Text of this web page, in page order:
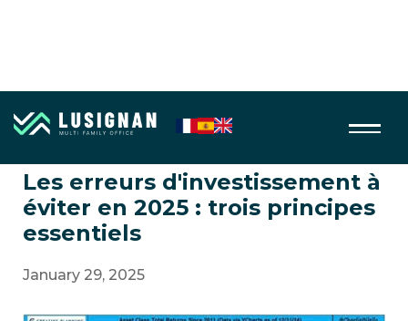
Asset allocation
Les erreurs d'investissement à
éviter en 2025 : trois principes
essentiels
January 29, 2025